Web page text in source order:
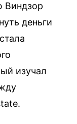
Виндзор
деньги
изучал